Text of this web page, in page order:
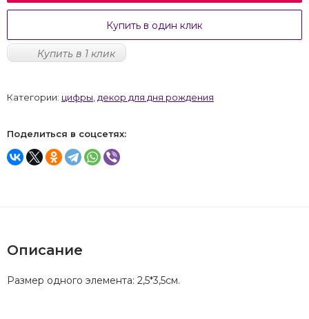
Купить в один клик
Купить в 1 клик
Категории: цифры декор для дня рождения
Поделиться в соцсетях:
Описание
Размер одного элемента: 2,5*3,5см.